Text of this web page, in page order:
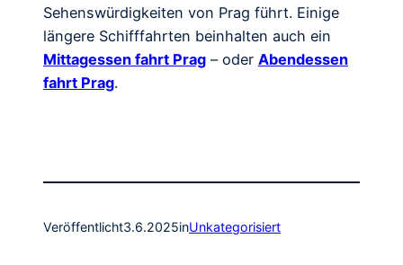
Sehenswürdigkeiten von Prag führt. Einige
längere Schifffahrten beinhalten auch ein
Mittagessen fahrt Prag – oder Abendessen
fahrt Prag.
Veröffentlicht3.6.2025inUnkategorisiert